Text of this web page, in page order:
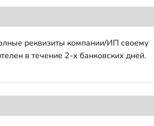
реквизиты компании/ИП своему
в течение 2-х банковских дней.